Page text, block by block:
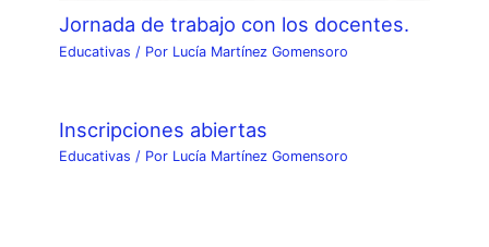
Jornada de trabajo con los docentes.
Educativas / Por Lucía Martínez Gomensoro
Inscripciones abiertas
Educativas / Por Lucía Martínez Gomensoro